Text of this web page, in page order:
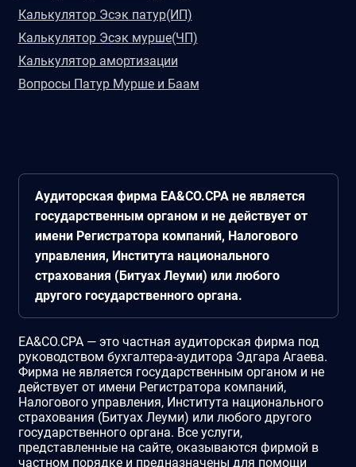
Калькулятор Эсэк патур(ИП)
Калькулятор Эсэк мурше(ЧП)
Калькулятор амортизации
Вопросы Патур Мурше и Баам
Аудиторская фирма EA&CO.CPA не является
государственным органом и не действует от
имени Регистратора компаний, Налогового
управления, Института национального
страхования (Битуах Леуми) или любого
другого государственного органа.
EA&CO.CPA — это частная аудиторская фирма под
руководством бухгалтера-аудитора Эдгара Агаева.
Фирма не является государственным органом и не
действует от имени Регистратора компаний,
Налогового управления, Института национального
страхования (Битуах Леуми) или любого другого
государственного органа. Все услуги,
представленные на сайте, оказываются фирмой в
частном порядке и предназначены для помощи